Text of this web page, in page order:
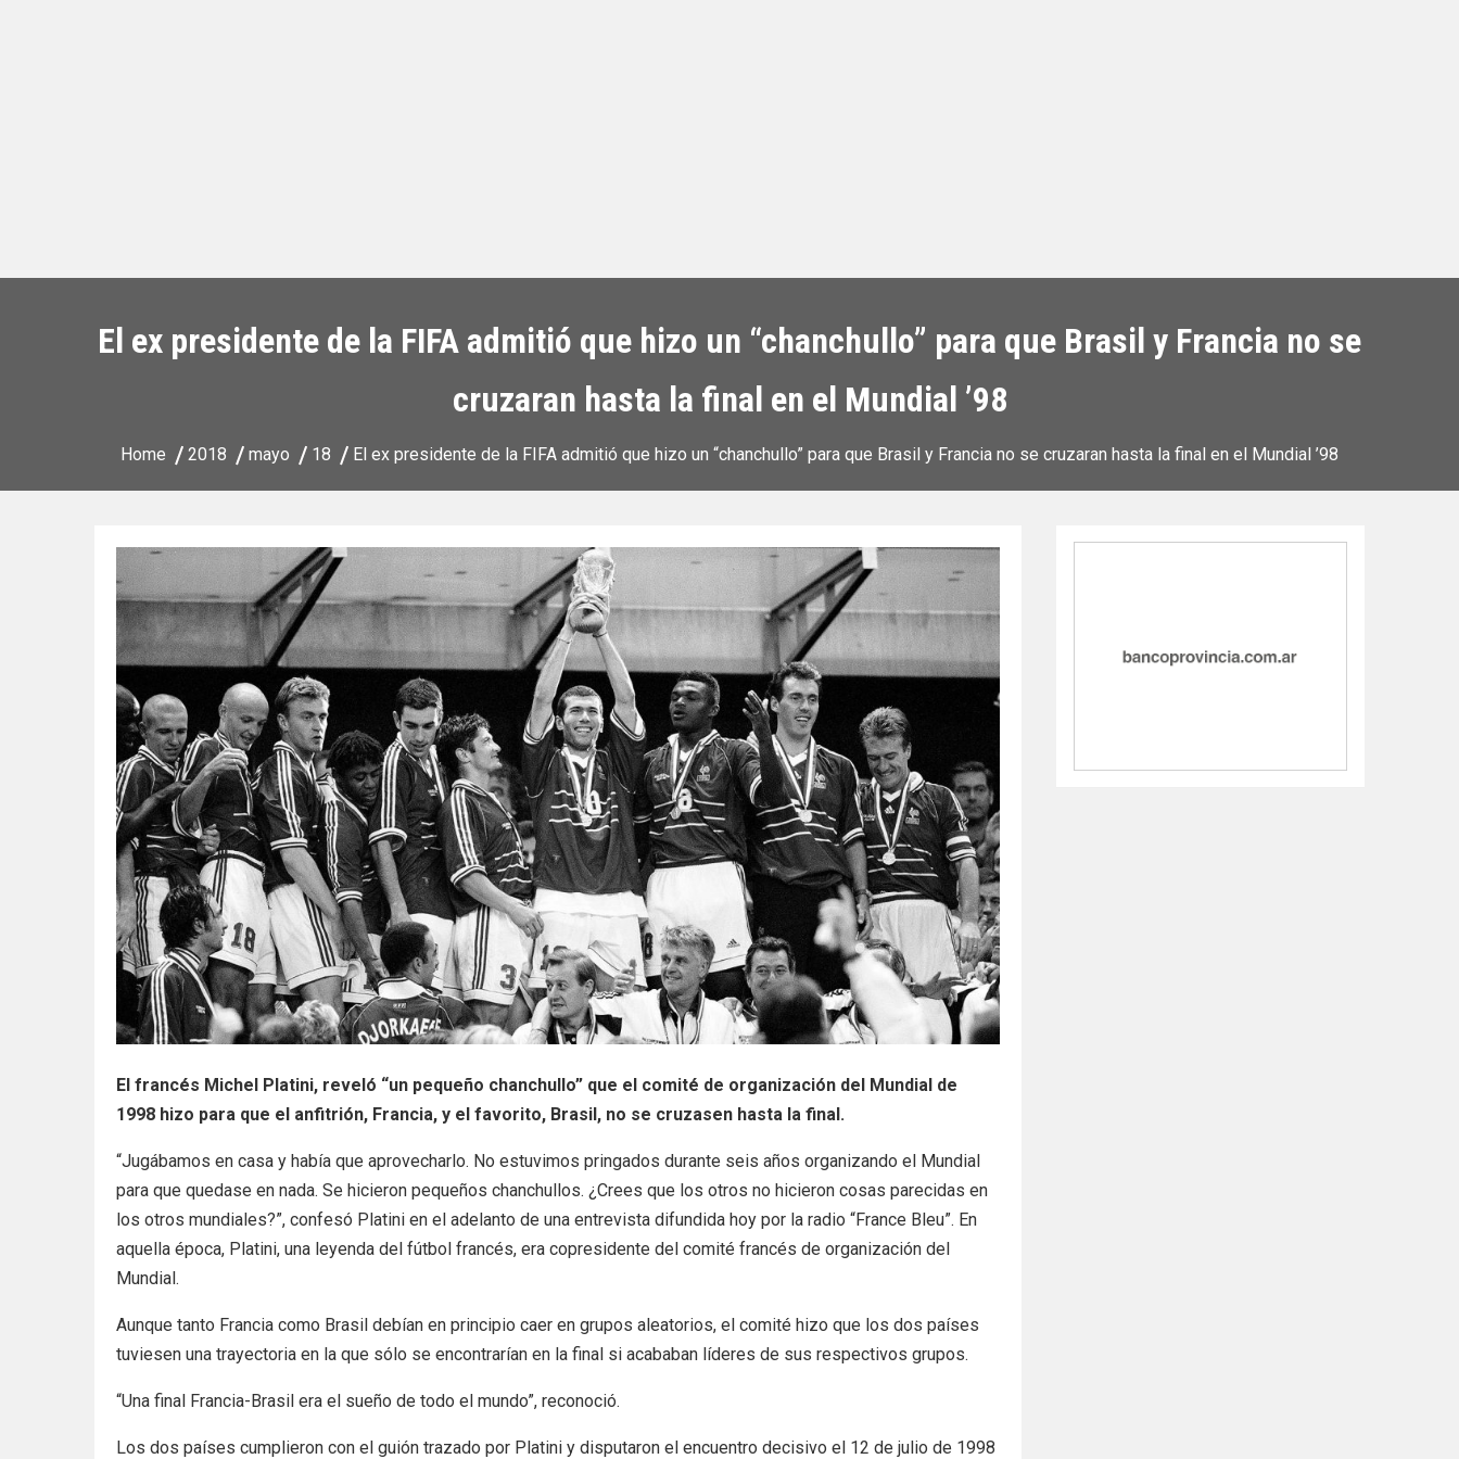
El ex presidente de la FIFA admitió que hizo un “chanchullo” para que Brasil y Francia no se
cruzaran hasta la final en el Mundial ’98
Home 2018 mayo 18 El ex presidente de la FIFA admitió que hizo un “chanchullo” para que Brasil y Francia no se cruzaran hasta la final en el Mundial ’98
El francés Michel Platini, reveló “un pequeño chanchullo” que el comité de organización del Mundial de
1998 hizo para que el anfitrión, Francia, y el favorito, Brasil, no se cruzasen hasta la final.
“Jugábamos en casa y había que aprovecharlo. No estuvimos pringados durante seis años organizando el Mundial
para que quedase en nada. Se hicieron pequeños chanchullos. ¿Crees que los otros no hicieron cosas parecidas en
los otros mundiales?”, confesó Platini en el adelanto de una entrevista difundida hoy por la radio “France Bleu”. En
aquella época, Platini, una leyenda del fútbol francés, era copresidente del comité francés de organización del
Mundial.
Aunque tanto Francia como Brasil debían en principio caer en grupos aleatorios, el comité hizo que los dos países
tuviesen una trayectoria en la que sólo se encontrarían en la final si acababan líderes de sus respectivos grupos.
“Una final Francia-Brasil era el sueño de todo el mundo”, reconoció.
Los dos países cumplieron con el guión trazado por Platini y disputaron el encuentro decisivo el 12 de julio de 1998